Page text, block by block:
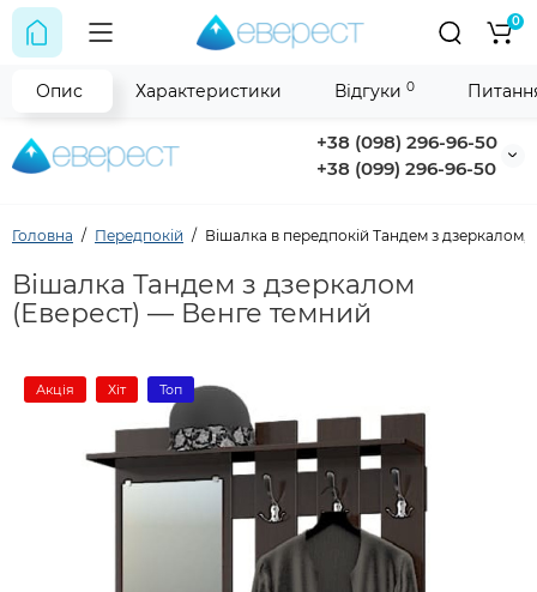
+38 (098) 296-96-50
+38 (099) 296-96-50
0
Головна Передпокій Вішалка в передпокій Тандем з дзеркалом,
Вішалка Тандем з дзеркалом
(Еверест) — Венге темний
Акція Хіт Топ
Опис Характеристики Відгуки 0